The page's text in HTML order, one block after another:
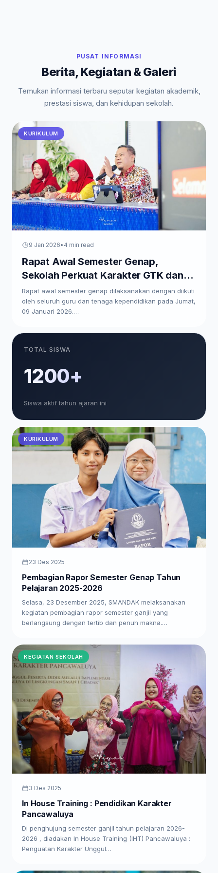
PUSAT INFORMASI
Berita, Kegiatan & Galeri
Temukan informasi terbaru seputar kegiatan akademik,
prestasi siswa, dan kehidupan sekolah.
KURIKULUM
9 Jan 2026• 4 min read
Rapat Awal Semester Genap,
Sekolah Perkuat Karakter GTK dan
Paparkan Program Kerja
Rapat awal semester genap dilaksanakan dengan diikuti
oleh seluruh guru dan tenaga kependidikan pada Jumat,
09 Januari 2026.…
TOTAL SISWA
1200+
Siswa aktif tahun ajaran ini
KURIKULUM
23 Des 2025
Pembagian Rapor Semester Genap Tahun
Pelajaran 2025-2026
Selasa, 23 Desember 2025, SMANDAK melaksanakan
kegiatan pembagian rapor semester ganjil yang
berlangsung dengan tertib dan penuh makna.…
KEGIATAN SEKOLAH
3 Des 2025
In House Training : Pendidikan Karakter
Pancawaluya
Di penghujung semester ganjil tahun pelajaran 2026-
2026 , diadakan In House Training (IHT) Pancawaluya :
Penguatan Karakter Unggul…